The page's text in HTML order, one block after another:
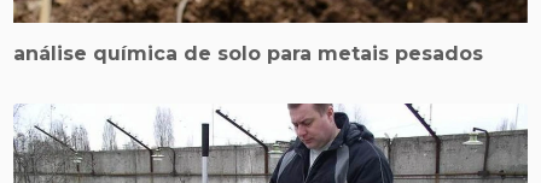
análise química de solo para metais pesados